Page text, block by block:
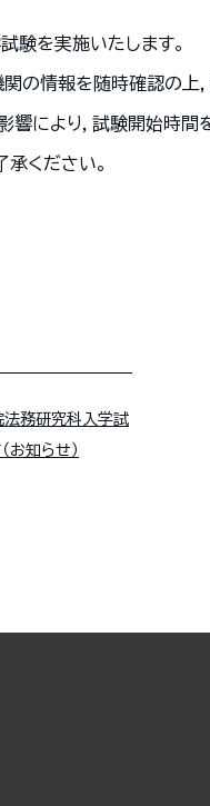
試験を実施いたします。
の情報を随時確認の上
響により，試験開始時
ください。
法務研究科入学試
お知らせ）